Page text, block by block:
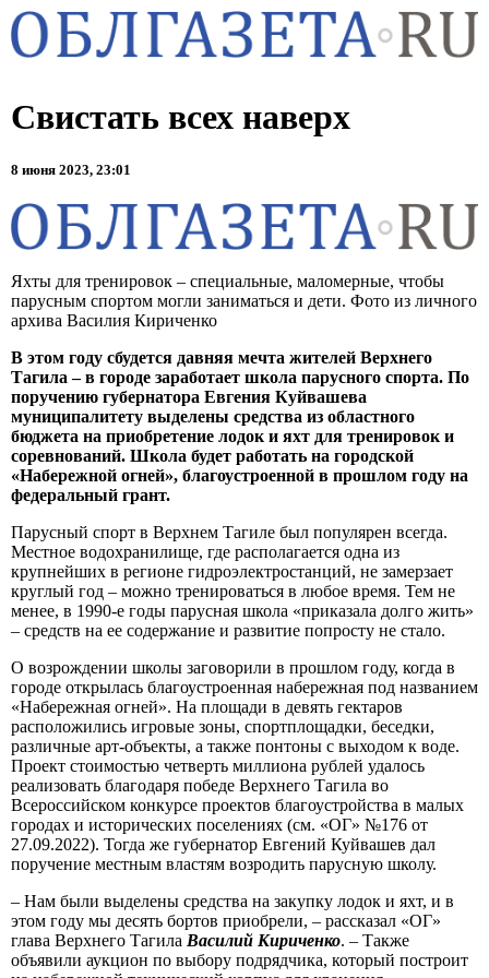
Свистать всех наверх
8 июня 2023, 23:01
Яхты для тренировок – специальные, маломерные, чтобы
парусным спортом могли заниматься и дети. Фото из личного
архива Василия Кириченко
В этом году сбудется давняя мечта жителей Верхнего
Тагила – в городе заработает школа парусного спорта. По
поручению губернатора Евгения Куйвашева
муниципалитету выделены средства из областного
бюджета на приобретение лодок и яхт для тренировок и
соревнований. Школа будет работать на городской
«Набережной огней», благоустроенной в прошлом году на
федеральный грант.
Парусный спорт в Верхнем Тагиле был популярен всегда.
Местное водохранилище, где располагается одна из
крупнейших в регионе гидроэлектростанций, не замерзает
круглый год – можно тренироваться в любое время. Тем не
менее, в 1990-е годы парусная школа «приказала долго жить»
– средств на ее содержание и развитие попросту не стало.
О возрождении школы заговорили в прошлом году, когда в
городе открылась благоустроенная набережная под названием
«Набережная огней». На площади в девять гектаров
расположились игровые зоны, спортплощадки, беседки,
различные арт-объекты, а также понтоны с выходом к воде.
Проект стоимостью четверть миллиона рублей удалось
реализовать благодаря победе Верхнего Тагила во
Всероссийском конкурсе проектов благоустройства в малых
городах и исторических поселениях (см. «ОГ» №176 от
27.09.2022). Тогда же губернатор Евгений Куйвашев дал
поручение местным властям возродить парусную школу.
– Нам были выделены средства на закупку лодок и яхт, и в
этом году мы десять бортов приобрели, – рассказал «ОГ»
глава Верхнего Тагила Василий Кириченко. – Также
объявили аукцион по выбору подрядчика, который построит